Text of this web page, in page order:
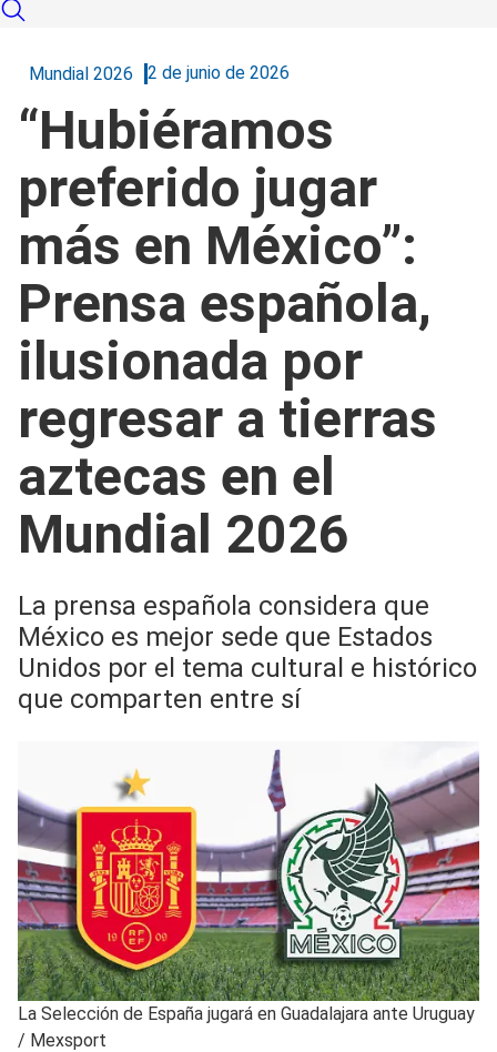
Mundial 2026 2 de junio de 2026
“Hubiéramos
preferido jugar
más en México”:
Prensa española,
ilusionada por
regresar a tierras
aztecas en el
Mundial 2026
La prensa española considera que
México es mejor sede que Estados
Unidos por el tema cultural e histórico
que comparten entre sí
La Selección de España jugará en Guadalajara ante Uruguay
/ Mexsport